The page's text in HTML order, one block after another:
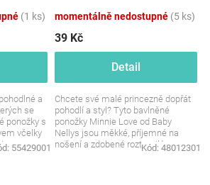
(1 ks)
a
se
ponožky s
včelky
i
55429001
momentálně nedostupné (5 ks)
39 Kč
Detail
Chcete své malé princezně dopřát
pohodlí a styl? Tyto bavlněné
ponožky Minnie Love od Baby
Nellys jsou měkké, příjemné na
nošení a zdobené roztomilým
Kód: 48012301